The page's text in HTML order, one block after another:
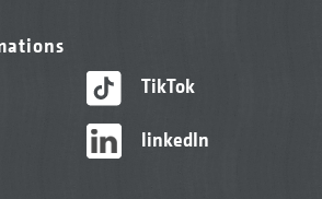
TikTok
linkedIn